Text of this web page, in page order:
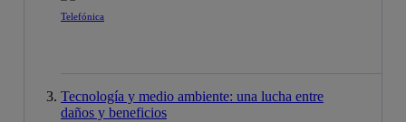
Telefónica
Tecnología y medio ambiente: una lucha entre
daños y beneficios